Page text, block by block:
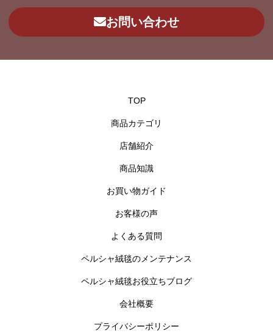
お問い合わせ
TOP
商品カテゴリ
店舗紹介
商品知識
お買い物ガイド
お客様の声
よくある質問
ペルシャ絨毯のメンテナンス
ペルシャ絨毯お役立ちブログ
会社概要
プライバシーポリシー